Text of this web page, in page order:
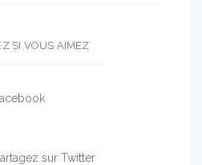
SI VOUS AIMEZ
sur Twitter